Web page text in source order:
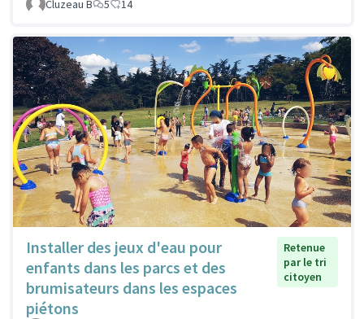
Cluzeau B 5 14
Installer des jeux d'eau pour
enfants dans les parcs et des
brumisateurs dans les espaces
piétons
Retenue
par le tri
citoyen